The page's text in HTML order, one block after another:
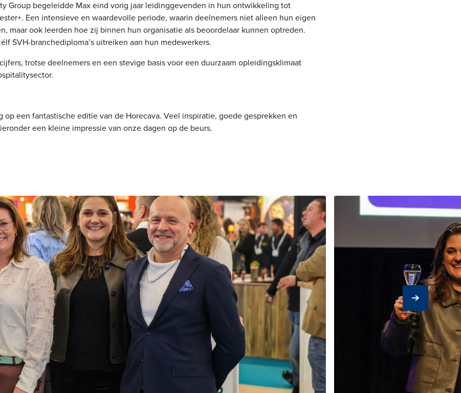
Group begeleidde Max eind vorig jaar leidinggevenden in hun ontwikkeling tot
Een intensieve en waardevolle periode, waarin deelnemers niet alleen hun eigen
maar ook leerden hoe zij binnen hun organisatie als beoordelaar kunnen optreden.
SVH-branchediploma’s uitreiken aan hun medewerkers.
trotse deelnemers en een stevige basis voor een duurzaam opleidingsklimaat
op een fantastische editie van de Horecava. Veel inspiratie, goede gesprekken en
een kleine impressie van onze dagen op de beurs.